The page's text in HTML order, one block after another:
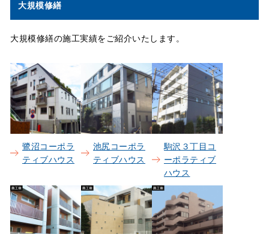
大規模修繕
大規模修繕の施工実績をご紹介いたします。
鷺沼コーポラ
ティブハウス
池尻コーポラ
ティブハウス
駒沢３丁目コ
ーポラティブ
ハウス